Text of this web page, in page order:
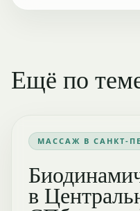
Ещё по
МАССАЖ В САНКТ-
в